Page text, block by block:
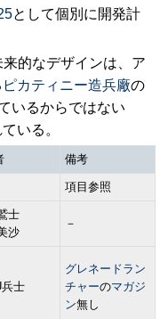
として個別に開発計
的なデザインは、ア
ピカティニー造兵廠の
いるからではない
いる。
備考
項目参照
士
沙
－
士
グレネードラン
チャーのマガジ
ン無し